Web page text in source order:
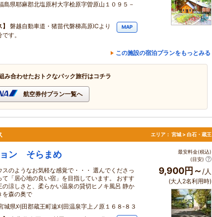
島県耶麻郡北塩原村大字桧原字曽原山１０９５－
磐越自動車道・猪苗代磐梯高原ICより
す。
MAP
この施設の宿泊プランをもっとみる
み合わせたおトクなパック旅行はコチラ
航空券付プラン一覧へ
エリア： 宮城 > 白石・蔵王
ン そらまめ
スのようなお気軽な感覚で・・・ 選んでくださっ
て「居心地の良い宿」を目指しています。 おすす
の涼しさと、柔らかい温泉の貸切ヒノキ風呂 静か
を森の奥で
城県刈田郡蔵王町遠刈田温泉字上ノ原１６８‐８３
最安料金(税込)
(目安)
9,900円～ /人
(大人2名利用時)